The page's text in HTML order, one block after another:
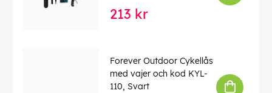
213 kr
Forever Outdoor Cykellås
med vajer och kod KYL-
110, Svart